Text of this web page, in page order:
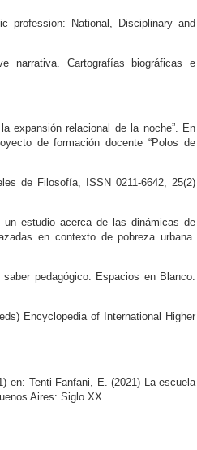
profession: National, Disciplinary and
narrativa. Cartografías biográficas e
expansión relacional de la noche”. En
de formación docente “Polos de
de Filosofía, ISSN 0211-6642, 25(2)
un estudio acerca de las dinámicas de
en contexto de pobreza urbana.
pedagógico. Espacios en Blanco.
Encyclopedia of International Higher
en: Tenti Fanfani, E. (2021) La escuela
Aires: Siglo XX